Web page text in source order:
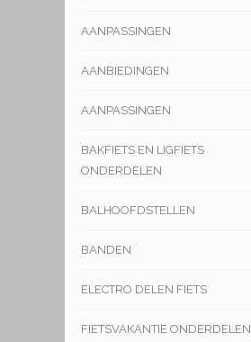
AANPASSINGEN
AANBIEDINGEN
AANPASSINGEN
BAKFIETS EN LIGFIETS
ONDERDELEN
BALHOOFDSTELLEN
BANDEN
ELECTRO DELEN FIETS
FIETSVAKANTIE ONDERDELEN